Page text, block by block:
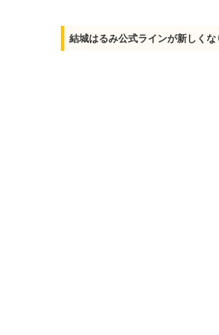
結城はるみ公式ラインが新しくな